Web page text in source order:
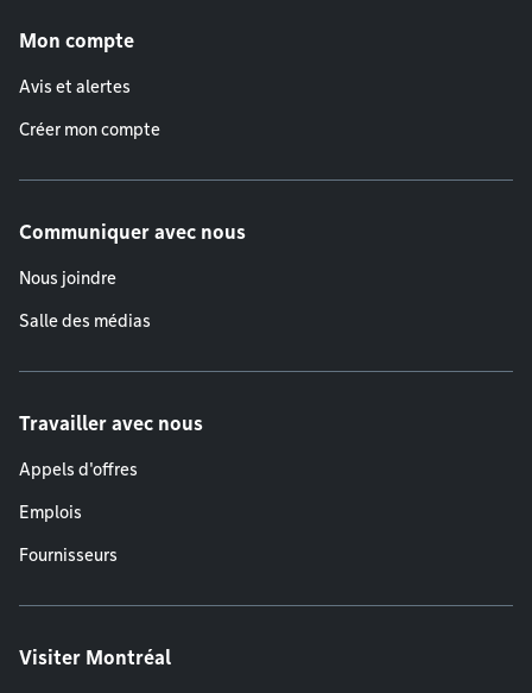
Mon compte
Avis et alertes
Créer mon compte
Communiquer avec nous
Nous joindre
Salle des médias
Travailler avec nous
Appels d'offres
Emplois
Fournisseurs
Visiter Montréal